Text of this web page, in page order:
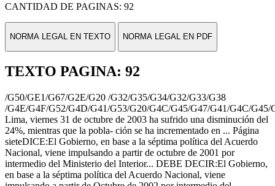
CANTIDAD DE PAGINAS: 92
NORMA LEGAL EN TEXTO NORMA LEGAL EN PDF
TEXTO PAGINA: 92
/G50/GE1/G67/G2E/G20 /G32/G35/G34/G32/G33/G38
/G4E/G4F/G52/G4D/G41/G53/G20/G4C/G45/G47/G41/G4C/G45/
Lima, viernes 31 de octubre de 2003 ha sufrido una disminución del
24%, mientras que la pobla- ción se ha incrementado en ... Página
sieteDICE:El Gobierno, en base a la séptima política del Acuerdo
Nacional, viene impulsando a partir de octubre de 2001 por
intermedio del Ministerio del Interior... DEBE DECIR:El Gobierno,
en base a la séptima política del Acuerdo Nacional, viene